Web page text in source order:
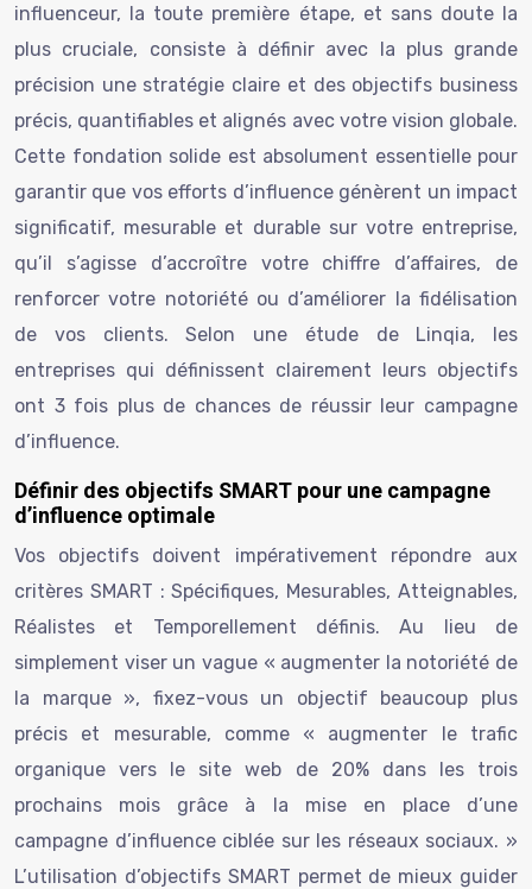
influenceur, la toute première étape, et sans doute la
plus cruciale, consiste à définir avec la plus grande
précision une stratégie claire et des objectifs business
précis, quantifiables et alignés avec votre vision globale.
Cette fondation solide est absolument essentielle pour
garantir que vos efforts d’influence génèrent un impact
significatif, mesurable et durable sur votre entreprise,
qu’il s’agisse d’accroître votre chiffre d’affaires, de
renforcer votre notoriété ou d’améliorer la fidélisation
de vos clients. Selon une étude de Linqia, les
entreprises qui définissent clairement leurs objectifs
ont 3 fois plus de chances de réussir leur campagne
d’influence.
Définir des objectifs SMART pour une campagne
d’influence optimale
Vos objectifs doivent impérativement répondre aux
critères SMART : Spécifiques, Mesurables, Atteignables,
Réalistes et Temporellement définis. Au lieu de
simplement viser un vague « augmenter la notoriété de
la marque », fixez-vous un objectif beaucoup plus
précis et mesurable, comme « augmenter le trafic
organique vers le site web de 20% dans les trois
prochains mois grâce à la mise en place d’une
campagne d’influence ciblée sur les réseaux sociaux. »
L’utilisation d’objectifs SMART permet de mieux guider